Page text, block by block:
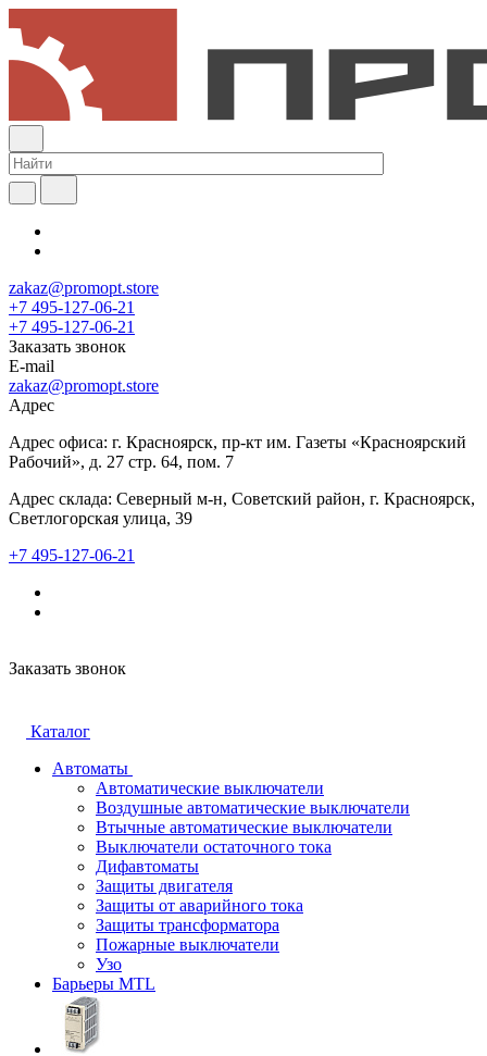
zakaz@promopt.store
+7 495-127-06-21
+7 495-127-06-21
Заказать звонок
E-mail
zakaz@promopt.store
Адрес
Адрес офиса: г. Красноярск, пр-кт им. Газеты «Красноярский
Рабочий», д. 27 стр. 64, пом. 7
Адрес склада: Северный м-н, Советский район, г. Красноярск,
Светлогорская улица, 39
+7 495-127-06-21
Заказать звонок
Каталог
Автоматы
Автоматические выключатели
Воздушные автоматические выключатели
Втычные автоматические выключатели
Выключатели остаточного тока
Дифавтоматы
Защиты двигателя
Защиты от аварийного тока
Защиты трансформатора
Пожарные выключатели
Узо
Барьеры MTL